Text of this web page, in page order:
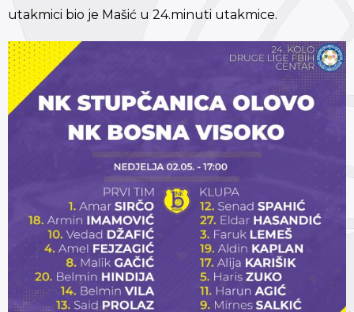
utakmici bio je Mašić u 24.minuti utakmice.